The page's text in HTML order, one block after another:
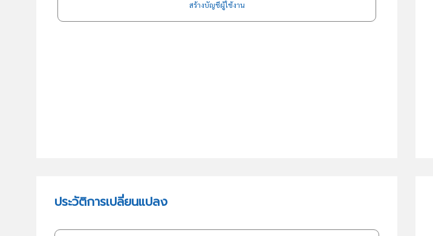
สร้างบัญชีผู้ใช้งาน
ประวัติการเปลี่ยนแปลง